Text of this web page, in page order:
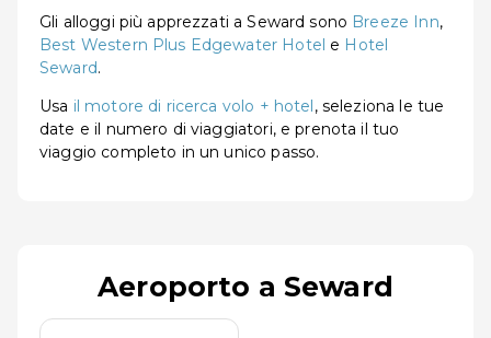
Gli alloggi più apprezzati a Seward sono Breeze Inn,
Best Western Plus Edgewater Hotel e Hotel
Seward.
Usa il motore di ricerca volo + hotel, seleziona le tue
date e il numero di viaggiatori, e prenota il tuo
viaggio completo in un unico passo.
Aeroporto a Seward